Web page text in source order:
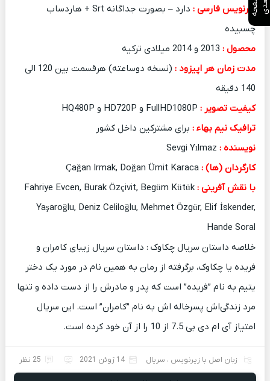
زیرنویس فارسی :
دارد – بصورت جداگانه Srt + هاردساب
چسبیده
محصول :2013 و 2014 میلادی ترکیه
مدت زمان هر اپیزود :
(نسخه دوساعته) هرقسمت بین 120 الی
140 دقیقه
کیفیت تصویر :FullHD1080P و HD720P و HQ480P
ترافیک نیم بهاء :برای مشترکین داخل کشور
نویسنده :Sevgi Yılmaz
کارگردان (ها) :Çağan Irmak, Doğan Ümit Karaca
با نقش آفرینی : Fahriye Evcen, Burak Özçivit, Begüm Kütük
Yaşaroğlu, Deniz Celiloğlu, Mehmet Özgür, Elif İskender,
Hande Soral
خلاصه داستان سریال چکاوک : داستان سریال زیبای کامران و
فریده یا چکاوک، برگرفته از رمان به همین نام در مورد یک دختر
یتیم به نام ”فریده” است که پدر و مادرش را از دست داده و تنها
مرد زندگی‌اش پسرخاله اش به نام ”کامران” است. این سریال
امتیاز آی ام دی بی 7.5 از 10 را از آن خود کرده است.
زبان اصل با زیرنویس ، سریال 14 ژوئن 2021 25 نظر
ص
ف
ح
ه ب ع
د ی